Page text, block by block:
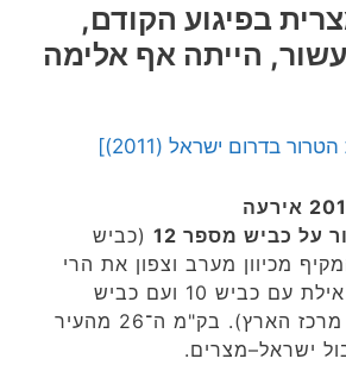
בפיגוע הקודם,
הייתה אף אלימה
בדרום ישראל (2011)]
ב־18 באוגוסט 2011 אירעה
על כביש מספר 12
(כביש
ק"מ, המקיף מכיוון מערב וצפון את הרי
אילת ומחבר את אילת עם כביש 10 ועם כביש
40 המובילים אל מרכז הארץ). בק"מ ה־26 מהעיר
ישראל–מצרים.